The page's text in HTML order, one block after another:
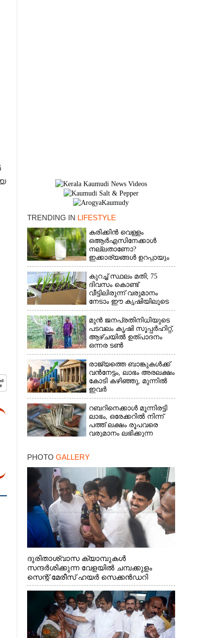
TRENDING IN LIFESTYLE
കരിക്കിൻ വെള്ളം
ഒആർഎസിനേക്കാൾ
നല്ലതാണോ?
ഇക്കാര്യങ്ങൾ ഉറപ്പായും
അറിഞ്ഞിരിക്കണം
കുറച്ച് സ്ഥലം മതി; 75
ദിവസം കൊണ്ട്
വീട്ടിലിരുന്ന് വരുമാനം
നേടാം ഈ കൃഷിയിലൂടെ
മുൻ ജനപ്രതിനിധിയുടെ
പടവലം കൃഷി സൂപ്പർഹിറ്റ്,​
ആഴ്ചയിൽ ഉത്പാദനം
ഒന്നര ടൺ
രാജ്യത്തെ ബാങ്കുകൾക്ക്
വൻനേട്ടം,​ ലാഭം അരലക്ഷം
കോടി കഴിഞ്ഞു,​ മുന്നിൽ
ഇവർ
റബറിനെക്കാൾ മൂന്നിരട്ടി
ലാഭം,​ ഒരേക്കറിൽ നിന്ന്
പത്ത് ലക്ഷം രൂപവരെ
വരുമാനം ലഭിക്കുന്ന
PHOTO GALLERY
ദുരിതാശ്വാസ ക്യാമ്പുകൾ
സന്ദർശിക്കുന്ന വേളയിൽ ചമ്പക്കുളം
സെന്റ് മേരീസ് ഹയർ സെക്കൻഡറി
സ്കൂളിലെ ക്യാമ്പിലെത്തിയ എ.ഐ.സി.സി
ജനറൽ സെക്രട്ടറി കെ.സി
വേണുഗോപാൽ എം.പി കുരുന്നിനെ
എടുത്ത് ലാളിച്ചപ്പോൾ. സഹകരണ-
എക്സൈസ് വകുപ്പ് മന്ത്രി എം. ലിജു,
കൃഷിവകുപ്പ് മന്ത്രി ടി. സിദ്ദിഖ്, റെജി